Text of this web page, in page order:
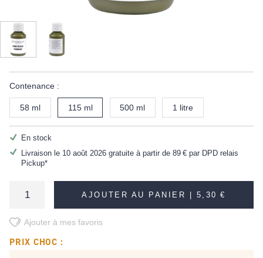
Contenance :
58 ml 115 ml 500 ml 1 litre
En stock
Livraison le 10 août 2026 gratuite à partir de 89 €par DPD relais
Pickup*
AJOUTER AU PANIER | 5,30 €
Ajouter à mes favoris
PRIX CHOC :